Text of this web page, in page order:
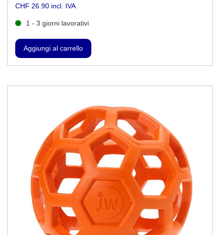
CHF 26.90 incl. IVA
1 - 3 giorni lavorativi